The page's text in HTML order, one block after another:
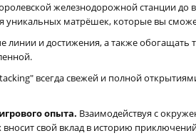
железнодорожной станции
уникальных матрёшек, которые вы
и достижения, а также
всегда свежей и полной
опыта. Взаимодействуя с
свой вклад в историю